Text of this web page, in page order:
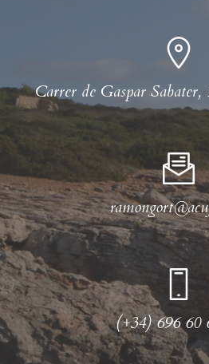
Carrer de Gaspar
(+34) 696 60